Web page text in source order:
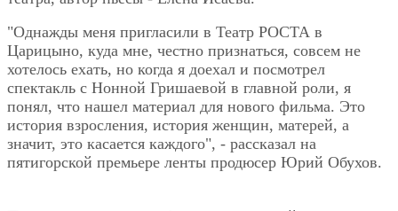
"Однажды меня пригласили в Театр РОСТА в
Царицыно, куда мне, честно признаться, совсем не
хотелось ехать, но когда я доехал и посмотрел
спектакль с Нонной Гришаевой в главной роли, я
понял, что нашел материал для нового фильма. Это
история взросления, история женщин, матерей, а
значит, это касается каждого", - рассказал на
пятигорской премьере ленты продюсер Юрий Обухов.